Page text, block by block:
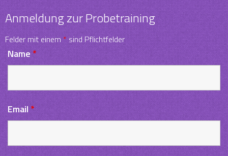
Anmeldung zur Probetraining
Felder mit einem*sind Pflichtfelder
Name*
Email*